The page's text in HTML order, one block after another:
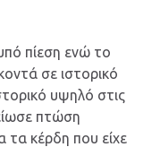
πίεση ενώ το
σε ιστορικό
υψηλό στις
πτώση
τα κέρδη που είχε